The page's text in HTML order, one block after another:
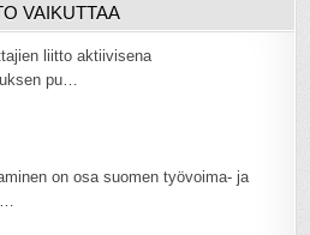
VAIKUTTAA
liitto aktiivisena
pu…
on osa suomen työvoima- ja